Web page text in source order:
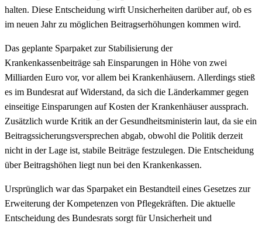
halten. Diese Entscheidung wirft Unsicherheiten darüber auf, ob es
im neuen Jahr zu möglichen Beitragserhöhungen kommen wird.
Das geplante Sparpaket zur Stabilisierung der
Krankenkassenbeiträge sah Einsparungen in Höhe von zwei
Milliarden Euro vor, vor allem bei Krankenhäusern. Allerdings stieß
es im Bundesrat auf Widerstand, da sich die Länderkammer gegen
einseitige Einsparungen auf Kosten der Krankenhäuser aussprach.
Zusätzlich wurde Kritik an der Gesundheitsministerin laut, da sie ein
Beitragssicherungsversprechen abgab, obwohl die Politik derzeit
nicht in der Lage ist, stabile Beiträge festzulegen. Die Entscheidung
über Beitragshöhen liegt nun bei den Krankenkassen.
Ursprünglich war das Sparpaket ein Bestandteil eines Gesetzes zur
Erweiterung der Kompetenzen von Pflegekräften. Die aktuelle
Entscheidung des Bundesrats sorgt für Unsicherheit und